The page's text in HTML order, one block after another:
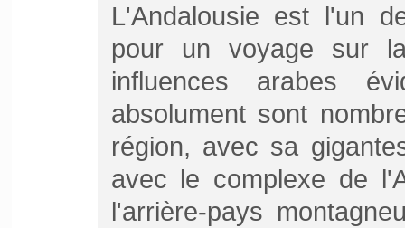
L'Andalousie est l'un
pour un voyage sur
influences arabes
absolument sont
région, avec sa
avec le complexe de
l'arrière-pays